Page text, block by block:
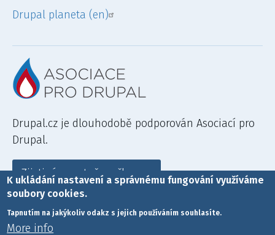
Drupal planeta (en)
Drupal.cz je dlouhodobě podporován Asociací pro
Drupal.
Zjisti více a staň se členem
Drupal je registrovaná ochranná známka
K ukládání nastavení a správnému fungování využíváme
soubory cookies.
Tapnutím na jakýkoliv odakz s jejich používáním souhlasíte.
More info